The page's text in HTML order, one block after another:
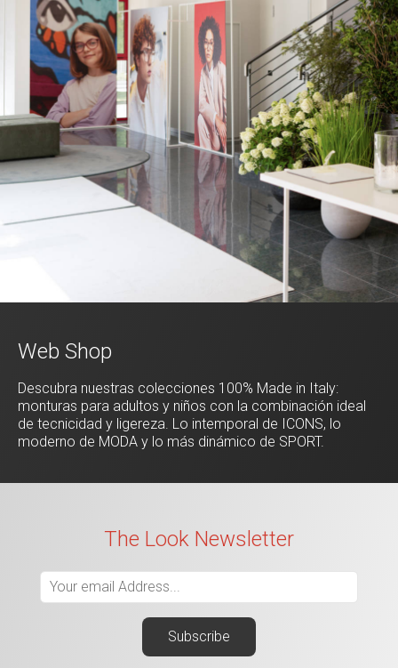
Web Shop
Descubra nuestras colecciones 100% Made in Italy:
monturas para adultos y niños con la combinación ideal
de tecnicidad y ligereza. Lo intemporal de ICONS, lo
moderno de MODA y lo más dinámico de SPORT.
The Look Newsletter